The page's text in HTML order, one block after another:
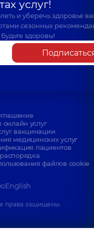
услуг!
и уберечь здоровье
сезонных
здоровы!
онлайн услуг
вакцинации
медицинских услуг
пациентов
файлов cookie
English
права защищены